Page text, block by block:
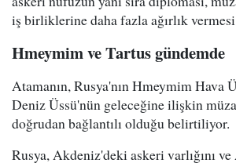
iş birliklerine daha fazla ağırlık
Hmeymim ve Tartus gündemde
Atamanın, Rusya'nın Hmeymim Hava
Deniz Üssü'nün geleceğine ilişkin
doğrudan bağlantılı olduğu belirtiliyor.
Rusya, Akdeniz'deki askeri varlığını